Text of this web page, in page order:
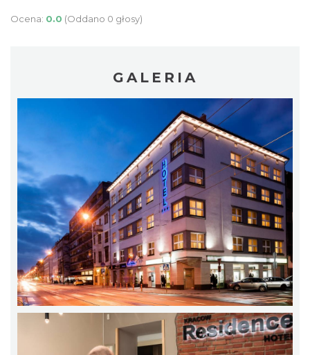
Ocena: 0.0 (Oddano 0 głosy)
GALERIA